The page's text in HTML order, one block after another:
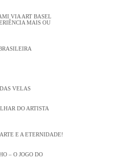
VIA ART BASEL
MAIS OU
VELAS
DO ARTISTA
E A ETERNIDADE!
– O JOGO DO